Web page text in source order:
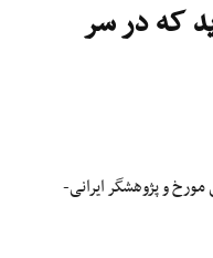
که در سر
مورخ و پژوهشگر ایرانی-